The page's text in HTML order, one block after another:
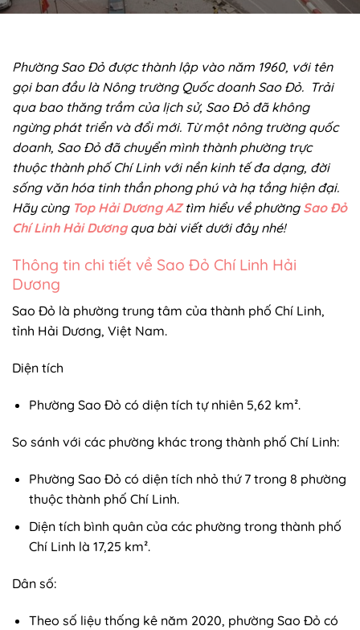
Phường Sao Đỏ được thành lập vào năm 1960, với tên
gọi ban đầu là Nông trường Quốc doanh Sao Đỏ. Trải
qua bao thăng trầm của lịch sử, Sao Đỏ đã không
ngừng phát triển và đổi mới. Từ một nông trường quốc
doanh, Sao Đỏ đã chuyển mình thành phường trực
thuộc thành phố Chí Linh với nền kinh tế đa dạng, đời
sống văn hóa tinh thần phong phú và hạ tầng hiện đại.
Hãy cùng Top Hải Dương AZtìm hiểu về phường Sao Đỏ
Chí Linh Hải Dươngqua bài viết dưới đây nhé!
Thông tin chi tiết về Sao Đỏ Chí Linh Hải
Dương
Sao Đỏ là phường trung tâm của thành phố Chí Linh,
tỉnh Hải Dương, Việt Nam.
Diện tích
Phường Sao Đỏ có diện tích tự nhiên 5,62 km².
So sánh với các phường khác trong thành phố Chí Linh:
Phường Sao Đỏ có diện tích nhỏ thứ 7 trong 8 phường
thuộc thành phố Chí Linh.
Diện tích bình quân của các phường trong thành phố
Chí Linh là 17,25 km².
Dân số:
Theo số liệu thống kê năm 2020, phường Sao Đỏ có